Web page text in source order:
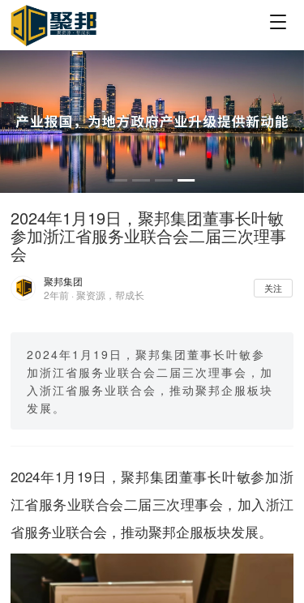
T
g
e
n
a
i
t
i
o
2024年1月19日，聚邦集团董事长叶敏
参加浙江省服务业联合会二届三次理事
会
聚邦集团
2年前 · 聚资源，帮成长
关注
2024年1月19日，聚邦集团董事长叶敏参
加浙江省服务业联合会二届三次理事会，加
入浙江省服务业联合会，推动聚邦企服板块
发展。
2024年1月19日，聚邦集团董事长叶敏参加浙
江省服务业联合会二届三次理事会，加入浙江
省服务业联合会，推动聚邦企服板块发展。